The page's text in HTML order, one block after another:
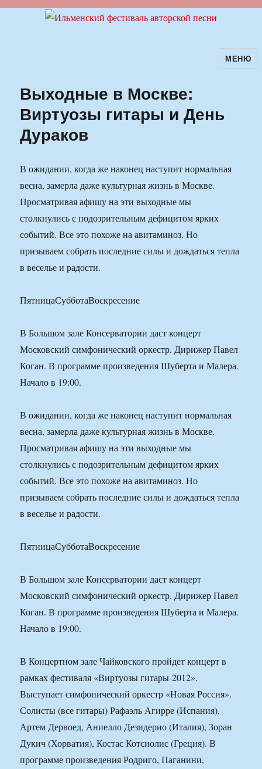
Ильменский фестиваль авторскойМЕНЮ
Выходные в Москве:
Виртуозы гитары и День
Дураков
В ожидании, когда же наконец наступит нормальная
весна, замерла даже культурная жизнь в Москве.
Просматривая афишу на эти выходные мы
столкнулись с подозрительным дефицитом ярких
событий. Все это похоже на авитаминоз. Но
призываем собрать последние силы и дождаться тепла
в веселье и радости.
ПятницаСубботаВоскресение
В Большом зале Консерватории даст концерт
Московский симфонический оркестр. Дирижер Павел
Коган. В программе произведения Шуберта и Малера.
Начало в 19:00.
В ожидании, когда же наконец наступит нормальная
весна, замерла даже культурная жизнь в Москве.
Просматривая афишу на эти выходные мы
столкнулись с подозрительным дефицитом ярких
событий. Все это похоже на авитаминоз. Но
призываем собрать последние силы и дождаться тепла
в веселье и радости.
ПятницаСубботаВоскресение
В Большом зале Консерватории даст концерт
Московский симфонический оркестр. Дирижер Павел
Коган. В программе произведения Шуберта и Малера.
Начало в 19:00.
В Концертном зале Чайковского пройдет концерт в
рамках фестиваля «Виртуозы гитары-2012».
Выступает симфонический оркестр «Новая Россия».
Солисты (все гитары) Рафаэль Агирре (Испания),
Артем Дервоед, Аниелло Дезидерио (Италия), Зоран
Дукич (Хорватия), Костас Котсиолис (Греция). В
программе произведения Родриго, Паганини,